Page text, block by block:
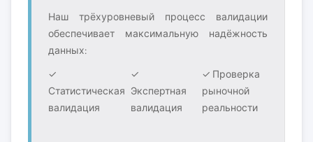
Наш трёхуровневый процесс валидации
обеспечивает максимальную надёжность
данных:
✓
Статистическая
валидация
✓
Экспертная
валидация
✓ Проверка
рыночной
реальности